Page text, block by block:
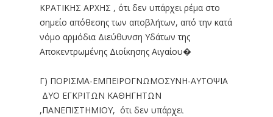
ΚΡΑΤΙΚΗΣ ΑΡΧΗΣ , ότι δεν υπάρχει ρέμα στο
σημείο απόθεσης των αποβλήτων, από την κατά
νόμο αρμόδια Διεύθυνση Υδάτων της
Αποκεντρωμένης Διοίκησης Αιγαίου�
Γ) ΠΟΡΙΣΜΑ-ΕΜΠΕΙΡΟΓΝΩΜΟΣΥΝΗ-ΑΥΤΟΨΙΑ
ΔΥΟ ΕΓΚΡΙΤΩΝ ΚΑΘΗΓΗΤΩΝ
,ΠΑΝΕΠΙΣΤΗΜΙΟΥ, ότι δεν υπάρχει